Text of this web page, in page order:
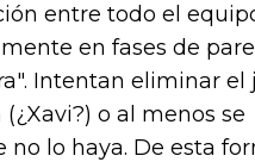
entre todo el
en fases de
Intentan eliminar el
o al menos se
no lo haya. De esta